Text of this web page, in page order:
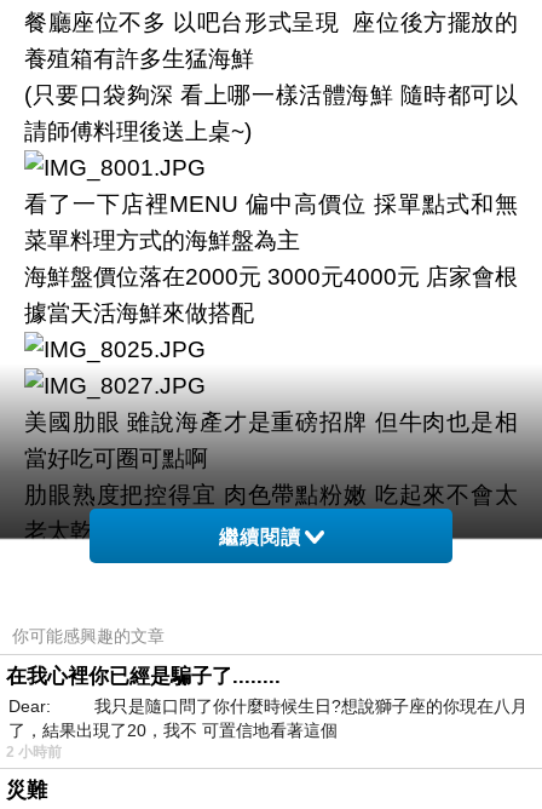
餐廳座位不多 以吧台形式呈現
座位後方擺放的
養殖箱有許多生猛海鮮
(只要口袋夠深 看上哪一樣活體海鮮 隨時都可以
請師傅料理後送上桌~)
看了一下店裡MENU 偏中高價位 採單點式和無
菜單料理方式的海鮮盤為主
海鮮盤價位落在2000元 3000元4000元 店家會根
據當天活海鮮來做搭配
美國肋眼 雖說海產才是重磅招牌 但牛肉也是相
當好吃可圈可點啊
肋眼熟度把控得宜 肉色帶點粉嫩 吃起來不會太
老太乾
豐潤的油花和牛肉香氣在口中綻放 這肉質完全對
味噌湯 有炙燒豆腐 鮭魚肉 洋蔥絲 海帶 蔥花 料
多實在
味噌濃郁不死鹹
繼續閱讀
你可能感興趣的文章
在我心裡你已經是騙子了........
Dear: 我只是隨口問了你什麼時候生日?想說獅子座的你現在八月
了，結果出現了20，我不 可置信地看著這個
2 小時前
災難